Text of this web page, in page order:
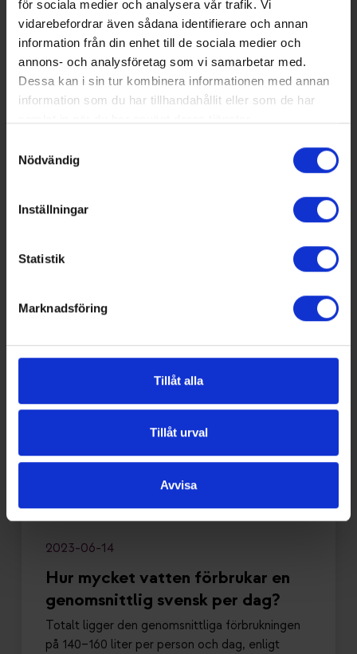
för sociala medier och analysera vår trafik. Vi
vidarebefordrar även sådana identifierare och annan
information från din enhet till de sociala medier och
annons- och analysföretag som vi samarbetar med.
Dessa kan i sin tur kombinera informationen med annan
information som du har tillhandahållit eller som de har
Nödvändig
Inställningar
Statistik
Marknadsföring
Tillåt alla
Tillåt urval
Avvisa
2025-10-31
Vinnande examensarbeten
att nominera examensarbeten som på något
sätt bidragit till att göra samhället mer hållbart
(vatten och avlopp) och Små avlopp (även
examensarbeten som branschen valt till vinnare.
2023-06-14
Hur mycket vatten förbrukar en
genomsnittlig svensk per dag?
Totalt ligger den genomsnittliga förbrukningen
på 140–160 liter per person och dag, enligt